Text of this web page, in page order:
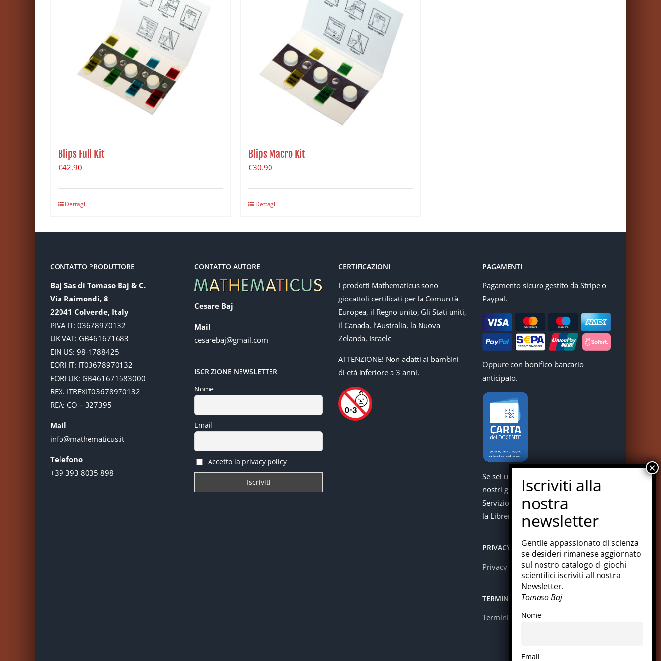
Blips Full Kit
€42.90
Dettagli
Blips Macro Kit
€30.90
Dettagli
CONTATTO PRODUTTORE
Baj Sas di Tomaso Baj & C.
Via Raimondi, 8
22041 Colverde, Italy
PIVA IT: 03678970132
UK VAT: GB461671683
EIN US: 98-1788425
EORI IT: IT03678970132
EORI UK: GB461671683000
REX: ITREXIT03678970132
REA: CO – 327395
Mail
info@mathematicus.it
Telefono
+39 393 8035 898
CONTATTO AUTORE
Cesare Baj
Mail
cesarebaj@gmail.com
ISCRIZIONE NEWSLETTER
Nome
Email
Accetto la privacy policy
CERTIFICAZIONI
I prodotti Mathematicus sono
giocattoli certificati per la Comunità
Europea, il Regno unito, Gli Stati uniti,
il Canada, l’Australia, la Nuova
Zelanda, Israele
ATTENZIONE! Non adatti ai bambini
di età inferiore a 3 anni.
PAGAMENTI
Pagamento sicuro gestito da Stripe o
Paypal.
Oppure con bonifico bancario
anticipato.
Se sei un docente puoi acquistare i
nostri giochi con la carta del docente.
Servizio offerto in collaborazione con
la Libreria Colosi di Messina.
PRIVACY
Privacy policy
TERMINI E CONDIZIONI
Termini e condizioni
Gentile appassionato di scienza
se desideri rimanese aggiornato
sul nostro catalogo di giochi
scientifici iscriviti all nostra
Newsletter.
Tomaso Baj
Nome
Email